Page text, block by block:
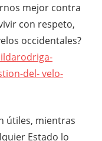
mejor contra
con respeto,
occidentales?
del- velo-
útiles, mientras
Estado lo